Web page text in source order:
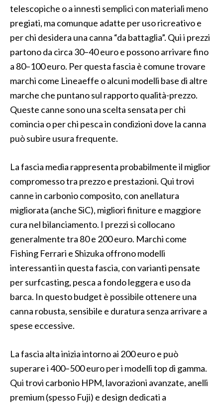
telescopiche o a innesti semplici con materiali meno
pregiati, ma comunque adatte per uso ricreativo e
per chi desidera una canna “da battaglia”. Qui i prezzi
partono da circa 30–40 euro e possono arrivare fino
a 80–100 euro. Per questa fascia è comune trovare
marchi come Lineaeffe o alcuni modelli base di altre
marche che puntano sul rapporto qualità-prezzo.
Queste canne sono una scelta sensata per chi
comincia o per chi pesca in condizioni dove la canna
può subire usura frequente.
La fascia media rappresenta probabilmente il miglior
compromesso tra prezzo e prestazioni. Qui trovi
canne in carbonio composito, con anellatura
migliorata (anche SiC), migliori finiture e maggiore
cura nel bilanciamento. I prezzi si collocano
generalmente tra 80 e 200 euro. Marchi come
Fishing Ferrari e Shizuka offrono modelli
interessanti in questa fascia, con varianti pensate
per surfcasting, pesca a fondo leggera e uso da
barca. In questo budget è possibile ottenere una
canna robusta, sensibile e duratura senza arrivare a
spese eccessive.
La fascia alta inizia intorno ai 200 euro e può
superare i 400–500 euro per i modelli top di gamma.
Qui trovi carbonio HPM, lavorazioni avanzate, anelli
premium (spesso Fuji) e design dedicati a